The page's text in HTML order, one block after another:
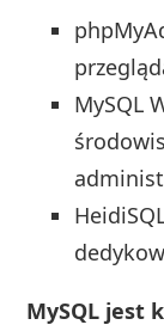
MySQL
MySQL jest